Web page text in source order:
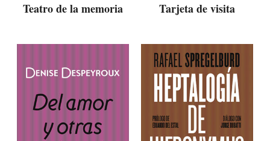
Teatro de la memoria Tarjeta de visita